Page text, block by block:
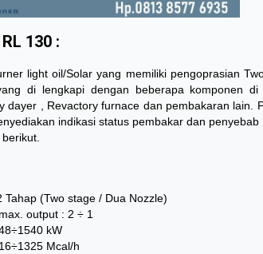
130 :
light oil/Solar yang memiliki pengoprasian
di lengkapi dengan beberapa komponen
dayer , Revactory furnace dan pembakaran
indikasi status pembakar dan
Tahap (Two stage / Dua Nozzle)
output : 2 ÷ 1
kW
Mcal/h